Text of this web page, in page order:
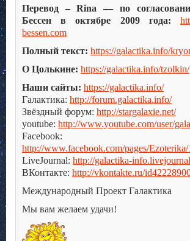
Перевод – Rina — по
Бессен в октябре 2009 года:
bessen.com
Полный текст: https://galactika.info/
О Цолькине: https://galactika.info/tzolkin/
Наши сайты: https://galactika.info/
Галактика: http://forum.galactika.info/
Звёздный форум: http://stargalaxie.net/
youtube: http://www.youtube.com/user/
Facebook:
http://www.facebook.com/pages/Ezoterika/
LiveJournal: http://galactika-
ВКонтакте: http://vkontakte.ru/
Международный Проект Галактика
Мы вам желаем удачи!